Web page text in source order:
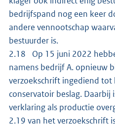
bedrijfspand nog een keer
andere vennootschap
bestuurder is.
2.18 Op 15 juni 2022
namens bedrijf A. opnieuw
verzoekschrift ingediend tot
conservatoir beslag.
verklaring als productie
2.19 van het verzoekschrift